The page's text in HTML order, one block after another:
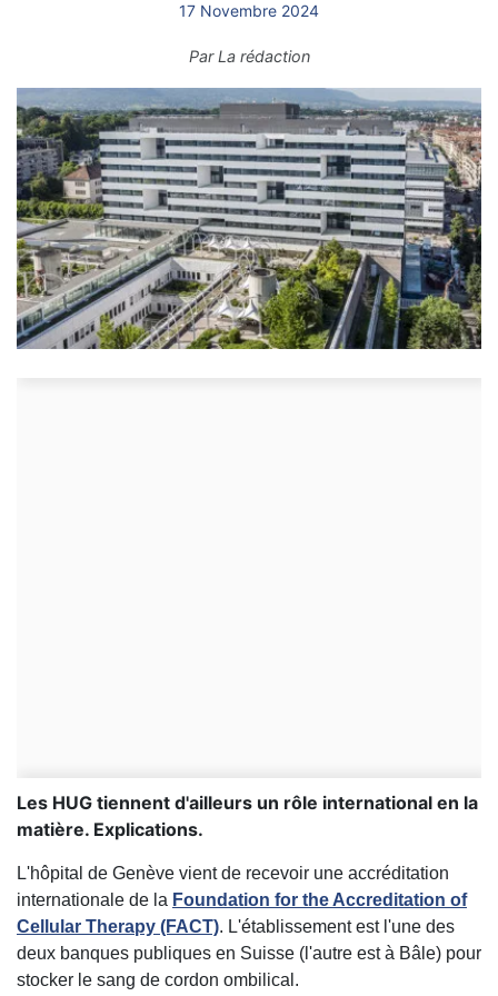
17 Novembre 2024
ParLa rédaction
Les HUG tiennent d'ailleurs un rôle international en la
matière. Explications.
L'hôpital de Genève vient de recevoir une accréditation
internationale de la Foundation for the Accreditation of
Cellular Therapy (FACT). L'établissement est l'une des
deux banques publiques en Suisse (l'autre est à Bâle) pour
stocker le sang de cordon ombilical.